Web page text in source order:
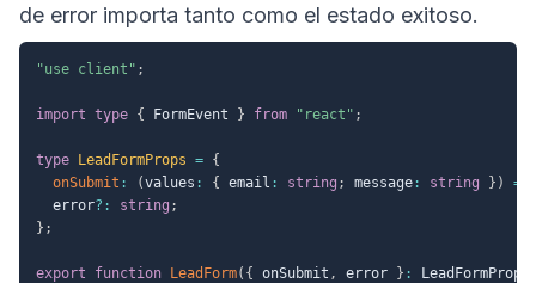
de error importa tanto como el estado exitoso.
"use client" ;
import type { FormEvent } from "react" ;
type LeadFormProps = {
onSubmit : (values : { email : string ; message : string } )
=>
  error
? : string ;
} ;
export function LeadForm( { onSubmit , error } : LeadFormProps